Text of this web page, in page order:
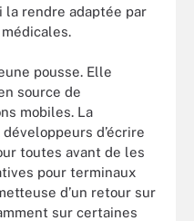
la rendre adaptée par
pousse. Elle
source de
mobiles. La
d’écrire
toutes avant de les
pour terminaux
d’un retour sur
sur certaines